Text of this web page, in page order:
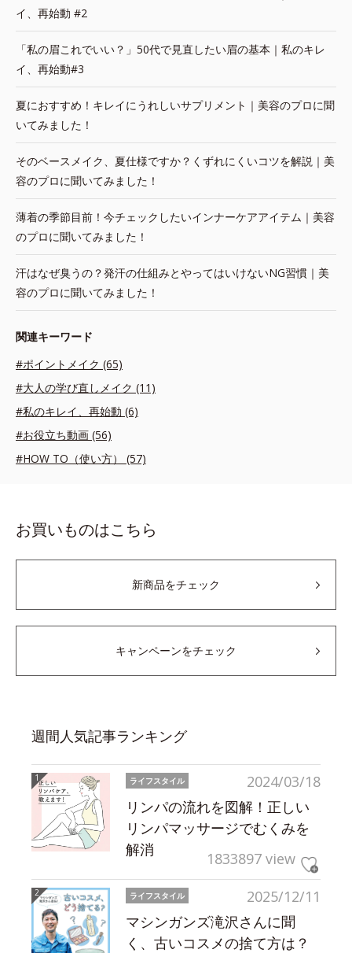
イ、再始動 #2
「私の眉これでいい？」50代で見直したい眉の基本｜私のキレ
イ、再始動#3
夏におすすめ！キレイにうれしいサプリメント｜美容のプロに聞
いてみました！
そのベースメイク、夏仕様ですか？くずれにくいコツを解説｜美
容のプロに聞いてみました！
薄着の季節目前！今チェックしたいインナーケアアイテム｜美容
のプロに聞いてみました！
汗はなぜ臭うの？発汗の仕組みとやってはいけないNG習慣｜美
容のプロに聞いてみました！
関連キーワード
#ポイントメイク (65)
#大人の学び直しメイク (11)
#私のキレイ、再始動 (6)
#お役立ち動画 (56)
#HOW TO（使い方） (57)
お買いものはこちら
新商品をチェック
キャンペーンをチェック
週間人気記事ランキング
2024/03/18
ライフスタイル
リンパの流れを図解！正しい
リンパマッサージでむくみを
解消
1833897 view
2025/12/11
ライフスタイル
マシンガンズ滝沢さんに聞
く、古いコスメの捨て方は？